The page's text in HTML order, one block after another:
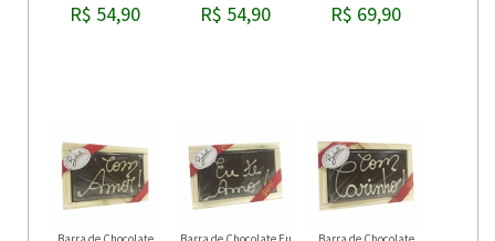
R$ 54,90 R$ 54,90 R$ 69,90